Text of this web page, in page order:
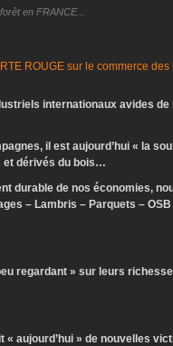
en FRANCE...
internationaux avides de
il est aujourd’hui « la
et dérivés du bois…
durable de nos économies,
– Lambris – Parquets – OSB
regardant » sur leurs
aujourd’hui » de nouvelles